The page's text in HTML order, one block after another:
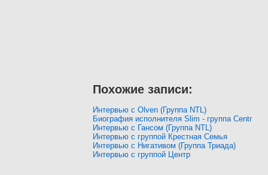
Похожие записи:
Интервью с Olven (Группа NTL)
Биография исполнителя Slim - группа Centr
Интервью с Гансом (Группа NTL)
Интервью с группой Крестная Семья
Интервью с Нигативом (Группа Триада)
Интервью с группой Центр